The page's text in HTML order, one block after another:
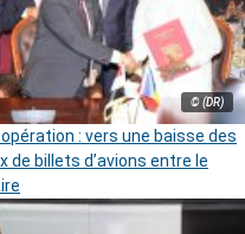
© (DR)
: vers une baisse des
de billets d’avions entre le